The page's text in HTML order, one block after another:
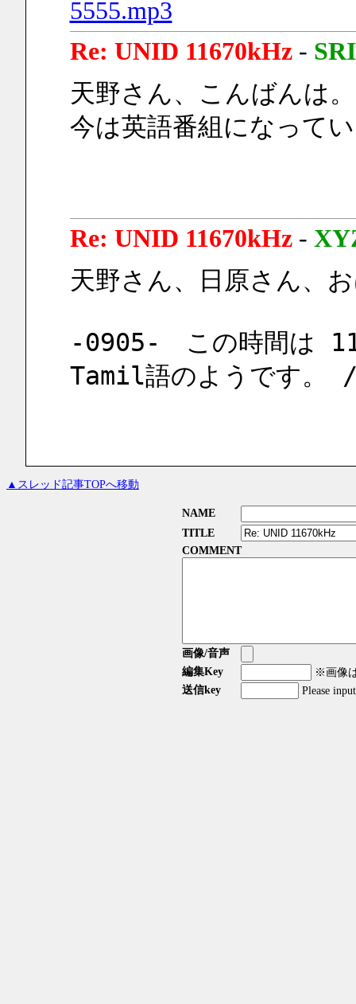
5555.mp3
Re: UNID 11670kHz- SRI
天野さん、こんばんは。
今は英語番組になって
Re: UNID 11670kHz-
天野さん、日原さん、
-0905-　この時間は
Tamil語のようです。
▲スレッド記事TOPへ移動
NAME
TITLE
COMMENT
画像/音声
編集Key
※画像
送信key
Please